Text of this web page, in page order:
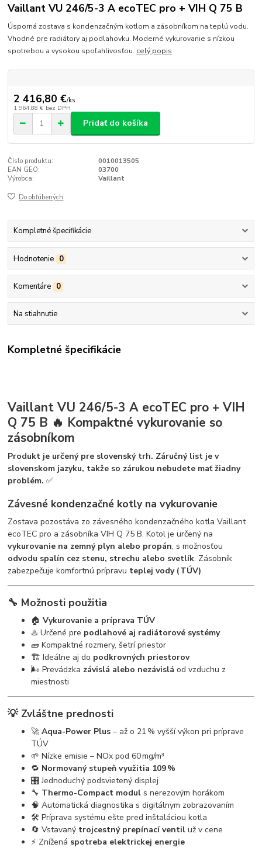
Vaillant VU 246/5-3 A ecoTEC pro + VIH Q 75 B
Úsporná zostava s kondenzačným kotlom a zásobníkom na teplú vodu.
Vhodné pre radiátory aj podlahovku. Moderné vykurovanie s nízkou
spotrebou a vysokou spoľahlivosťou. celý popis
2 416,80 €/ks
1 964,88 € bez DPH
Pridať do košíka
Číslo produktu:
0010013505
EAN GEO:
03700
Výrobca:
Vaillant
Do obľúbených
Kompletné špecifikácie
Hodnotenie 0
Komentáre 0
Na stiahnutie
Kompletné špecifikácie
Vaillant VU 246/5-3 A ecoTEC pro + VIH
Q 75 B 🔥 Kompaktné vykurovanie so
zásobníkom
Produkt je určený pre slovenský trh. Záručný list je v
slovenskom jazyku, takže so zárukou nebudete mať žiadny
problém. ✅
Závesné kondenzačné kotly na vykurovanie
Zostava pozostáva zo závesného kondenzačného kotla Vaillant
ecoTEC pro a zásobníka VIH Q 75 B. Kotol je určený na
vykurovanie na zemný plyn alebo propán, s možnosťou
odvodu spalín cez stenu, strechu alebo svetlík. Zásobník
zabezpečuje komfortnú prípravu teplej vody (TÚV).
🔧 Možnosti použitia
🏠Vykurovanie a príprava TÚV
♨️ Určené pre podlahové aj radiátorové systémy
🧱 Kompaktné rozmery, šetrí priestor
🏗️ Ideálne aj do podkrovných priestorov
🌬️ Prevádzka závislá alebo nezávislá od vzduchu z
miestnosti
💡 Zvláštne prednosti
🚀Aqua-Power Plus – až o 21 % vyšší výkon pri príprave
TÚV
🌱 Nízke emisie – NOx pod 60 mg/m³
🔁 Normovaný stupeň využitia 109 %
🎛️ Jednoduchý podsvietený displej
🔧 Thermo-Compact modul s nerezovým horákom
🧠 Automatická diagnostika s digitálnym zobrazovaním
🛠️ Príprava systému ešte pred inštaláciou kotla
🔄 Vstavaný trojcestný prepínací ventil už v cene
⚡ Znížená spotreba elektrickej energie